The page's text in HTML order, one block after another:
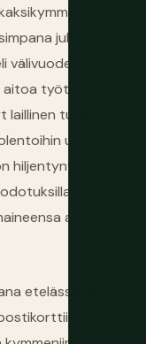
juhla-
piirin
työtä
tukikohta
upeassa
hiljentynyt ilman,
niin
antaa
etelässä lähellä